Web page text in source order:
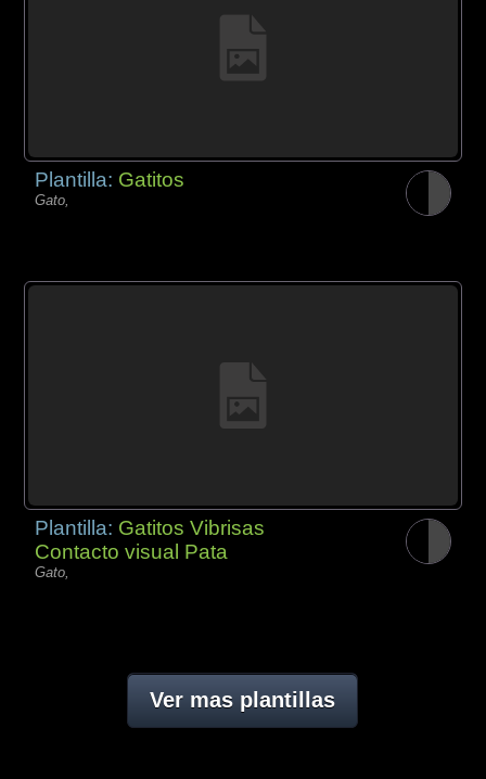
Plantilla: Gatitos
Gato,
Plantilla: Gatitos Vibrisas
Contacto visual Pata
Gato,
Ver mas plantillas